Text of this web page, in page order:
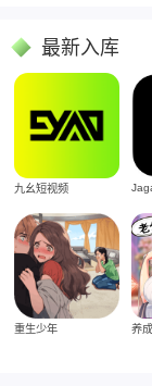
最新入库
九幺短视频
重生少年